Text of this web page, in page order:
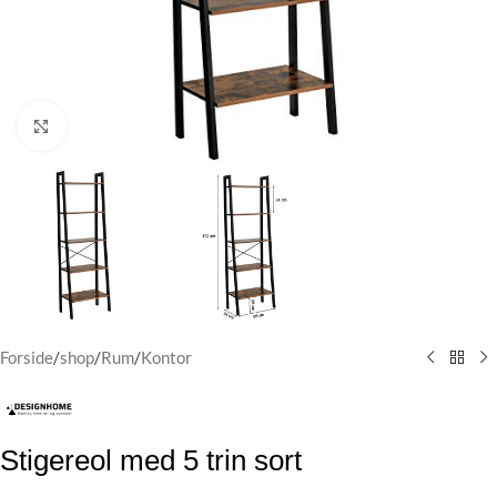
Klik for at forstørre
Forside/shop/Rum/Kontor
Stigereol med 5 trin sort